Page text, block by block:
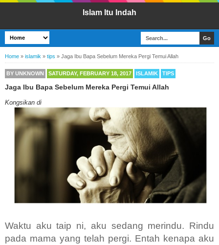
Islam Itu Indah
Home » islamik » tips » Jaga Ibu Bapa Sebelum Mereka Pergi Temui Allah
BY UNKNOWN SATURDAY, FEBRUARY 18, 2017 ISLAMIK TIPS
Jaga Ibu Bapa Sebelum Mereka Pergi Temui Allah
Kongsikan di
Waktu aku taip ni, aku sedang merindu. Rindu
pada mama yang telah pergi. Entah kenapa aku